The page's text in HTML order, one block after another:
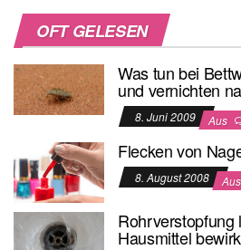
OFT GELESEN
Was tun bei
und vernichten
8. Juni 2009 Aus
Flecken von
8. August 2008 Aus
Rohrverstopfung
Hausmittel